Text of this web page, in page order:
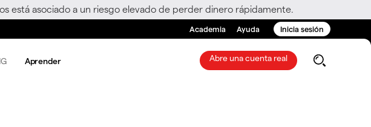
está asociado a un riesgo elevado de perder dinero rápidamente.
Academia Ayuda Inicia sesión
Aprender Abre una cuenta real